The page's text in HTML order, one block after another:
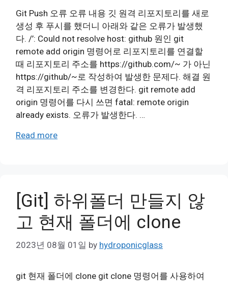
Git Push 오류 오류 내용 깃 원격 리포지토리를 새로
생성 후 푸시를 했더니 아래와 같은 오류가 발생했
다. /’: Could not resolve host: github 원인 git
remote add origin 명령어로 리포지토리를 연결할
때 리포지토리 주소를 https://github.com/~ 가 아닌
https://github/~로 작성하여 발생한 문제다. 해결 원
격 리포지토리 주소를 변경한다. git remote add
origin 명령어를 다시 쓰면 fatal: remote origin
already exists. 오류가 발생한다. …
Read more
[Git] 하위폴더 만들지 않
고 현재 폴더에 clone
2023년 08월 01일 by hydroponicglass
git 현재 폴더에 clone git clone 명령어를 사용하여